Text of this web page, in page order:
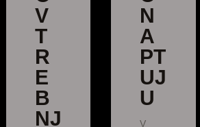
V
T
R
E
B
NJ
N
A
PT
UJ
U
V